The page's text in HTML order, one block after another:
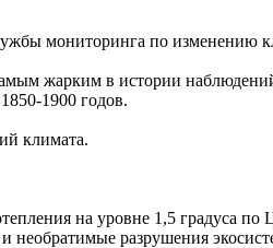
мониторинга по изменению
жарким в истории
1900 годов.
климата.
на уровне 1,5 градуса по
необратимые разрушения